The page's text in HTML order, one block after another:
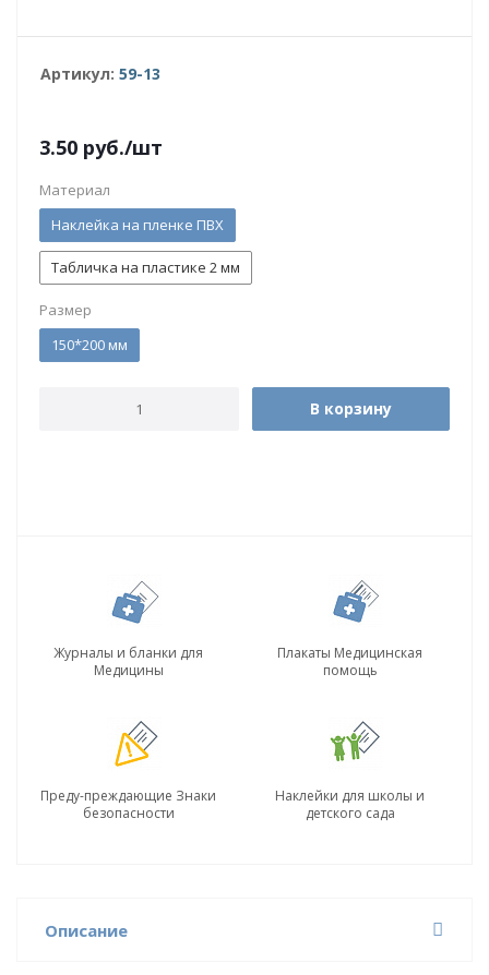
Артикул: 59-13
3.50 руб./шт
Материал
Наклейка на пленке ПВХ
Табличка на пластике 2 мм
Размер
150*200 мм
В корзину
Журналы и бланки для
Медицины
Плакаты Медицинская
помощь
Преду-преждающие Знаки
безопасности
Наклейки для школы и
детского сада
Описание